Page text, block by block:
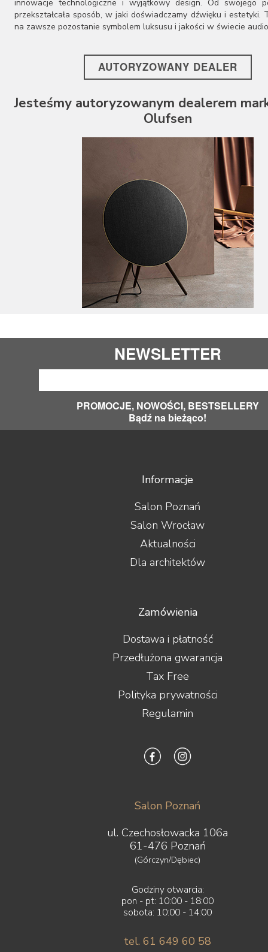
innowacje technologiczne i wyjątkowy design. Od swojego
przekształcała sposób, w jaki doświadczamy dźwięku i estetyki.
na zawsze pozostanie symbolem luksusu i jakości w świecie
AUTORYZOWANY DEALER
Jesteśmy autoryzowanym dealerem
Olufsen
NEWSLETTER
PROMOCJE, NOWOŚCI, BESTSELLERY
Bądź na bieżąco!
Informacje
Salon Poznań
Salon Wrocław
Aktualności
Dla architektów
Zamówienia
Dostawa i płatność
Przedłużona gwarancja
Tax Free
Polityka prywatności
Regulamin
Salon Poznań
ul. Czechosłowacka 106a
61-476 Poznań
(Górczyn/Dębiec)
Godziny otwarcia:
pon - pt: 10:00 - 18:00
sobota: 10:00 - 14:00
tel. 61 649 60 58